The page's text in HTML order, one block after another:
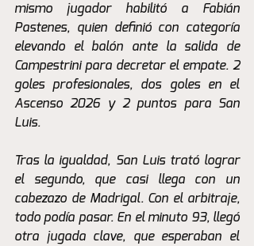
mismo jugador habilitó a Fabián
Pastenes, quien definió con categoría
elevando el balón ante la salida de
Campestrini para decretar el empate. 2
goles profesionales, dos goles en el
Ascenso 2026 y 2 puntos para San
Luis.
Tras la igualdad, San Luis trató lograr
el segundo, que casi llega con un
cabezazo de Madrigal. Con el arbitraje,
todo podía pasar. En el minuto 93, llegó
otra jugada clave, que esperaban el